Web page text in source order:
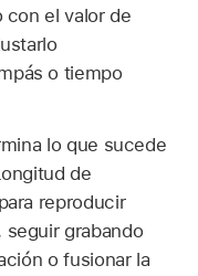
con el valor de
o tiempo
lo que sucede
de
reproducir
seguir grabando
o fusionar la